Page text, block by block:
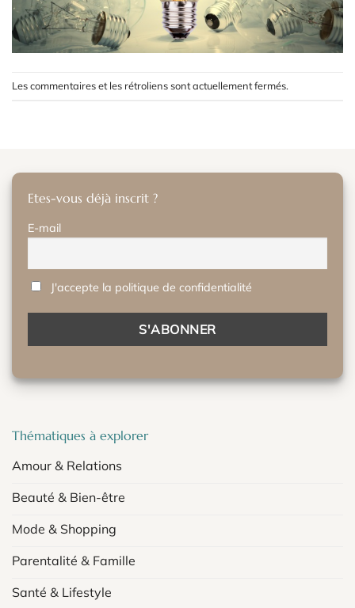
Les commentaires et les rétroliens sont actuellement fermés.
Etes-vous déjà inscrit ?
E-mail
J'accepte la politique de confidentialité
Thématiques à explorer
Amour & Relations
Beauté & Bien-être
Mode & Shopping
Parentalité & Famille
Santé & Lifestyle